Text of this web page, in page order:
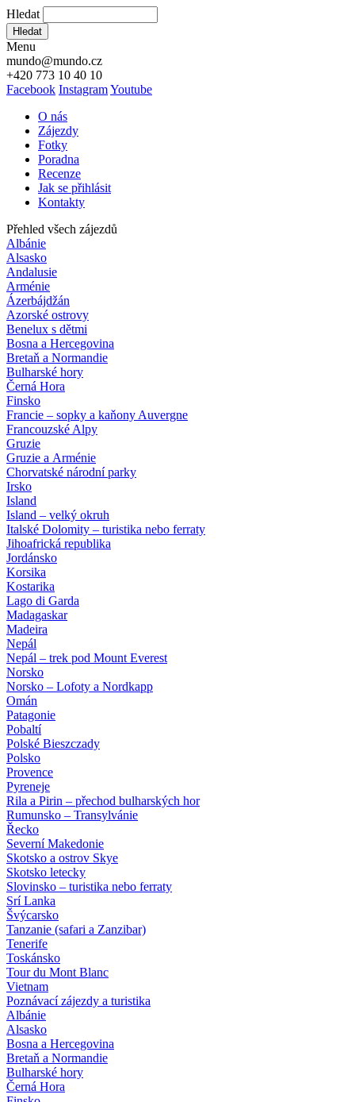
Hledat
Hledat
Menu
mundo@mundo.cz
+420 773 10 40 10
Facebook InstagramYoutube
O nás
Zájezdy
Fotky
Poradna
Recenze
Jak se přihlásit
Kontakty
Přehled všech zájezdů
Albánie
Alsasko
Andalusie
Arménie
Ázerbájdžán
Azorské ostrovy
Benelux s dětmi
Bosna a Hercegovina
Bretaň a Normandie
Bulharské hory
Černá Hora
Finsko
Francie – sopky a kaňony Auvergne
Francouzské Alpy
Gruzie
Gruzie a Arménie
Chorvatské národní parky
Irsko
Island
Island – velký okruh
Italské Dolomity – turistika nebo ferraty
Jihoafrická republika
Jordánsko
Korsika
Kostarika
Lago di Garda
Madagaskar
Madeira
Nepál
Nepál – trek pod Mount Everest
Norsko
Norsko – Lofoty a Nordkapp
Omán
Patagonie
Pobaltí
Polské Bieszczady
Polsko
Provence
Pyreneje
Rila a Pirin – přechod bulharských hor
Rumunsko – Transylvánie
Řecko
Severní Makedonie
Skotsko a ostrov Skye
Skotsko letecky
Slovinsko – turistika nebo ferraty
Srí Lanka
Švýcarsko
Tanzanie (safari a Zanzibar)
Tenerife
Toskánsko
Tour du Mont Blanc
Vietnam
Poznávací zájezdy a turistika
Albánie
Alsasko
Bosna a Hercegovina
Bretaň a Normandie
Bulharské hory
Černá Hora